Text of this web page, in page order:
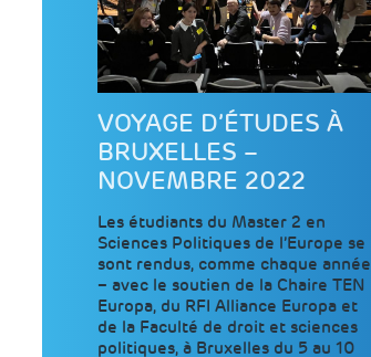
VOYAGE D’ÉTUDES À
BRUXELLES –
NOVEMBRE 2022
Les étudiants du Master 2 en
Sciences Politiques de l’Europe se
sont rendus, comme chaque année
– avec le soutien de la Chaire TEN
Europa, du RFI Alliance Europa et
de la Faculté de droit et sciences
politiques, à Bruxelles du 5 au 10